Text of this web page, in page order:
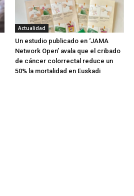
Actualidad
Un estudio publicado en ‘JAMA
Network Open’ avala que el cribado
de cáncer colorrectal reduce un
50% la mortalidad en Euskadi